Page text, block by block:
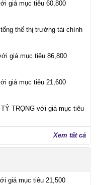
giá mục tiêu 60,800
thể thị trường tài chính
giá mục tiêu 86,800
giá mục tiêu 21,600
TRỌNG với giá mục tiêu
Xem tất cả
giá mục tiêu 21,500